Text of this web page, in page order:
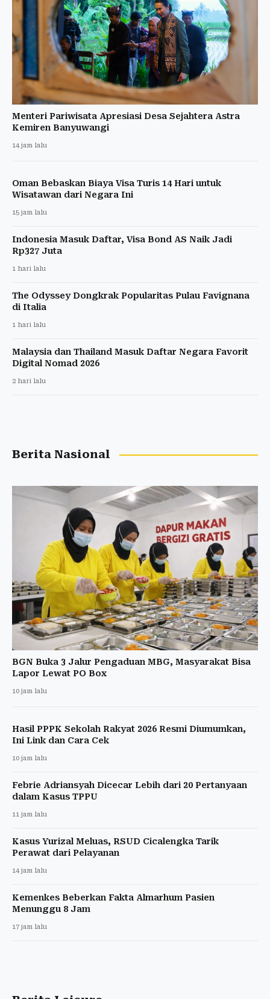
Menteri Pariwisata Apresiasi Desa Sejahtera Astra
Kemiren Banyuwangi
14 jam lalu
Oman Bebaskan Biaya Visa Turis 14 Hari untuk
Wisatawan dari Negara Ini
15 jam lalu
Indonesia Masuk Daftar, Visa Bond AS Naik Jadi
Rp327 Juta
1 hari lalu
The Odyssey Dongkrak Popularitas Pulau Favignana
di Italia
1 hari lalu
Malaysia dan Thailand Masuk Daftar Negara Favorit
Digital Nomad 2026
2 hari lalu
Berita Nasional
BGN Buka 3 Jalur Pengaduan MBG, Masyarakat Bisa
Lapor Lewat PO Box
10 jam lalu
Hasil PPPK Sekolah Rakyat 2026 Resmi Diumumkan,
Ini Link dan Cara Cek
10 jam lalu
Febrie Adriansyah Dicecar Lebih dari 20 Pertanyaan
dalam Kasus TPPU
11 jam lalu
Kasus Yurizal Meluas, RSUD Cicalengka Tarik
Perawat dari Pelayanan
14 jam lalu
Kemenkes Beberkan Fakta Almarhum Pasien
Menunggu 8 Jam
17 jam lalu